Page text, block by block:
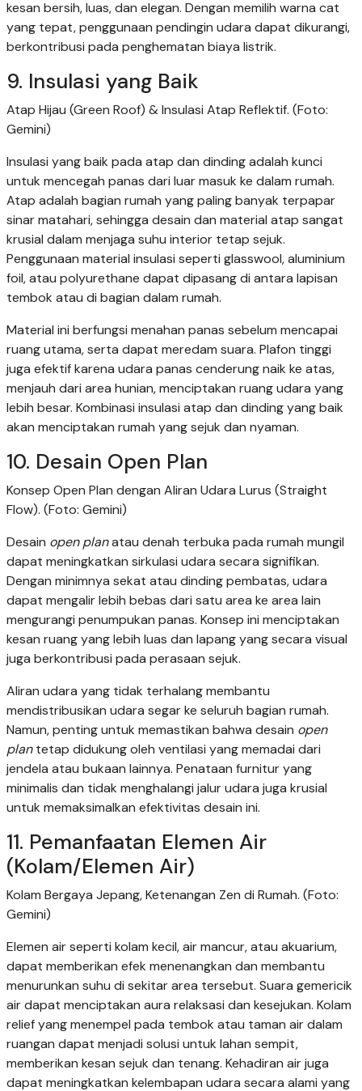
kesan bersih, luas, dan elegan. Dengan memilih warna cat
yang tepat, penggunaan pendingin udara dapat dikurangi,
berkontribusi pada penghematan biaya listrik.
9. Insulasi yang Baik
Atap Hijau (Green Roof) & Insulasi Atap Reflektif. (Foto:
Gemini)
Insulasi yang baik pada atap dan dinding adalah kunci
untuk mencegah panas dari luar masuk ke dalam rumah.
Atap adalah bagian rumah yang paling banyak terpapar
sinar matahari, sehingga desain dan material atap sangat
krusial dalam menjaga suhu interior tetap sejuk.
Penggunaan material insulasi seperti glasswool, aluminium
foil, atau polyurethane dapat dipasang di antara lapisan
tembok atau di bagian dalam rumah.
Material ini berfungsi menahan panas sebelum mencapai
ruang utama, serta dapat meredam suara. Plafon tinggi
juga efektif karena udara panas cenderung naik ke atas,
menjauh dari area hunian, menciptakan ruang udara yang
lebih besar. Kombinasi insulasi atap dan dinding yang baik
akan menciptakan rumah yang sejuk dan nyaman.
10. Desain Open Plan
Konsep Open Plan dengan Aliran Udara Lurus (Straight
Flow). (Foto: Gemini)
Desain open planatau denah terbuka pada rumah mungil
dapat meningkatkan sirkulasi udara secara signifikan.
Dengan minimnya sekat atau dinding pembatas, udara
dapat mengalir lebih bebas dari satu area ke area lain
mengurangi penumpukan panas. Konsep ini menciptakan
kesan ruang yang lebih luas dan lapang yang secara visual
juga berkontribusi pada perasaan sejuk.
Aliran udara yang tidak terhalang membantu
mendistribusikan udara segar ke seluruh bagian rumah.
Namun, penting untuk memastikan bahwa desain open
plantetap didukung oleh ventilasi yang memadai dari
jendela atau bukaan lainnya. Penataan furnitur yang
minimalis dan tidak menghalangi jalur udara juga krusial
untuk memaksimalkan efektivitas desain ini.
11. Pemanfaatan Elemen Air
(Kolam/Elemen Air)
Kolam Bergaya Jepang, Ketenangan Zen di Rumah. (Foto:
Gemini)
Elemen air seperti kolam kecil, air mancur, atau akuarium,
dapat memberikan efek menenangkan dan membantu
menurunkan suhu di sekitar area tersebut. Suara gemericik
air dapat menciptakan aura relaksasi dan kesejukan. Kolam
relief yang menempel pada tembok atau taman air dalam
ruangan dapat menjadi solusi untuk lahan sempit,
memberikan kesan sejuk dan tenang. Kehadiran air juga
dapat meningkatkan kelembapan udara secara alami yang